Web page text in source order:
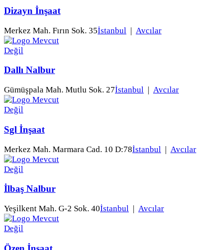
Dizayn İnşaat
Merkez Mah. Fırın Sok. 35İstanbul | Avcılar
Dallı Nalbur
Gümüşpala Mah. Mutlu Sok. 27İstanbul Avcılar
Sgl İnşaat
Merkez Mah. Marmara Cad. 10 D:78İstanbul | Avcılar
İlbaş Nalbur
Yeşilkent Mah. G-2 Sok. 40İstanbul | Avcılar